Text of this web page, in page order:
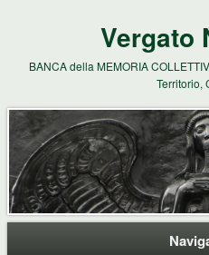
Vergato
BANCA della MEMORIA
Territorio,